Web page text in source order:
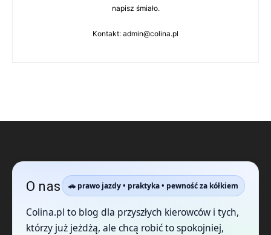
napisz śmiało.
Kontakt: admin@colina.pl
O nas 🚗 prawo jazdy • praktyka • pewność za kółkiem
Colina.pl to blog dla przyszłych kierowców i tych,
którzy już jeżdżą, ale chcą robić to spokojniej,